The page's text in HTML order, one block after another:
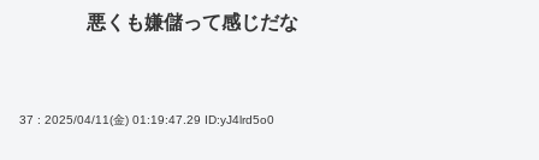
悪くも嫌儲って感じだな
37 : 2025/04/11(金) 01:19:47.29 ID:yJ4lrd5o0